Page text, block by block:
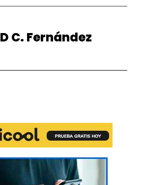
D C. Fernández